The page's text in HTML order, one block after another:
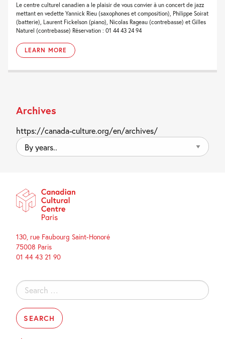
Le centre culturel canadien a le plaisir de vous convier à un concert de jazz
mettant en vedette Yannick Rieu (saxophones et composition), Philippe Soirat
(batterie), Laurent Fickelson (piano), Nicolas Rageau (contrebasse) et Gilles
Naturel (contrebasse) Réservation : 01 44 43 24 94
LEARN MORE
Archives
https://canada-culture.org/en/archives/
By
years..
130, rue Faubourg Saint-Honoré
75008 Paris
01 44 43 21 90
Search
for: